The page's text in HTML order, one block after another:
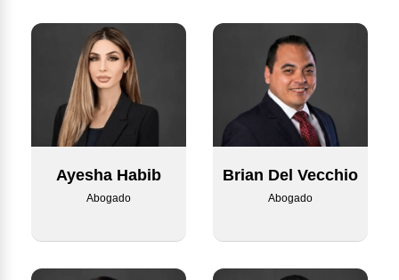
Ayesha Habib
Abogado
Brian Del Vecchio
Abogado